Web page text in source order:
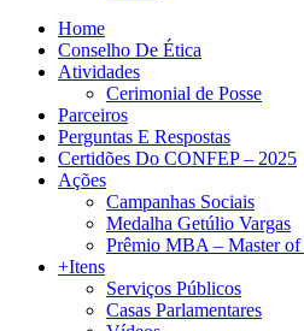
Home
Conselho De Ética
Atividades
Cerimonial de Posse
Parceiros
Perguntas E Respostas
Certidões Do CONFEP – 2025
Ações
Campanhas Sociais
Medalha Getúlio Vargas
Prêmio MBA – Master
+Itens
Serviços Públicos
Casas Parlamentares